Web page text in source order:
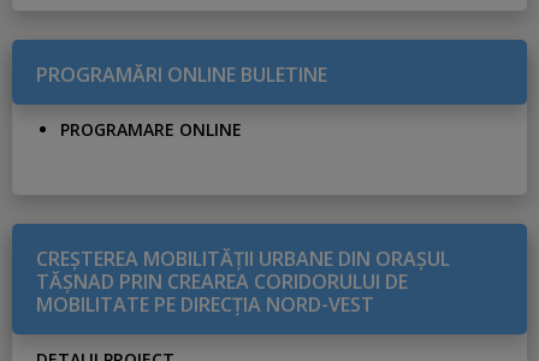
PROGRAMĂRI ONLINE BULETINE
PROGRAMARE ONLINE
CREŞTEREA MOBILITĂŢII URBANE DIN ORAŞUL
TĂŞNAD PRIN CREAREA CORIDORULUI DE
MOBILITATE PE DIRECŢIA NORD-VEST